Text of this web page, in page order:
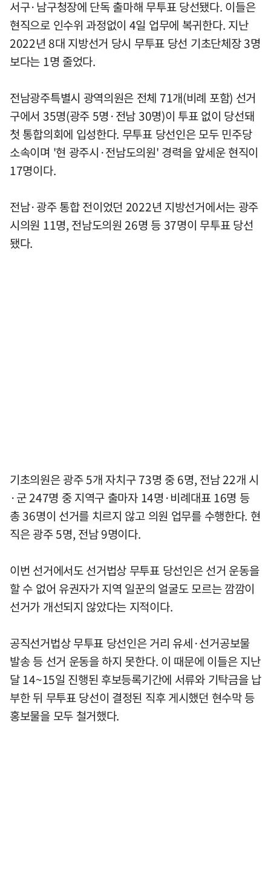
서구·남구청장에 단독 출마해 무투표 당선됐다. 이들은
현직으로 인수위 과정없이 4일 업무에 복귀한다. 지난
2022년 8대 지방선거 당시 무투표 당선 기초단체장 3명
보다는 1명 줄었다.
전남광주특별시 광역의원은 전체 71개(비례 포함) 선거
구에서 35명(광주 5명·전남 30명)이 투표 없이 당선돼
첫 통합의회에 입성한다. 무투표 당선인은 모두 민주당
소속이며 '현 광주시·전남도의원' 경력을 앞세운 현직이
17명이다.
전남·광주 통합 전이었던 2022년 지방선거에서는 광주
시의원 11명, 전남도의원 26명 등 37명이 무투표 당선
됐다.
기초의원은 광주 5개 자치구 73명 중 6명, 전남 22개 시
·군 247명 중 지역구 출마자 14명·비례대표 16명 등
총 36명이 선거를 치르지 않고 의원 업무를 수행한다. 현
직은 광주 5명, 전남 9명이다.
이번 선거에서도 선거법상 무투표 당선인은 선거 운동을
할 수 없어 유권자가 지역 일꾼의 얼굴도 모르는 깜깜이
선거가 개선되지 않았다는 지적이다.
공직선거법상 무투표 당선인은 거리 유세·선거공보물
발송 등 선거 운동을 하지 못한다. 이 때문에 이들은 지난
달 14~15일 진행된 후보등록기간에 서류와 기탁금을 납
부한 뒤 무투표 당선이 결정된 직후 게시했던 현수막 등
홍보물을 모두 철거했다.